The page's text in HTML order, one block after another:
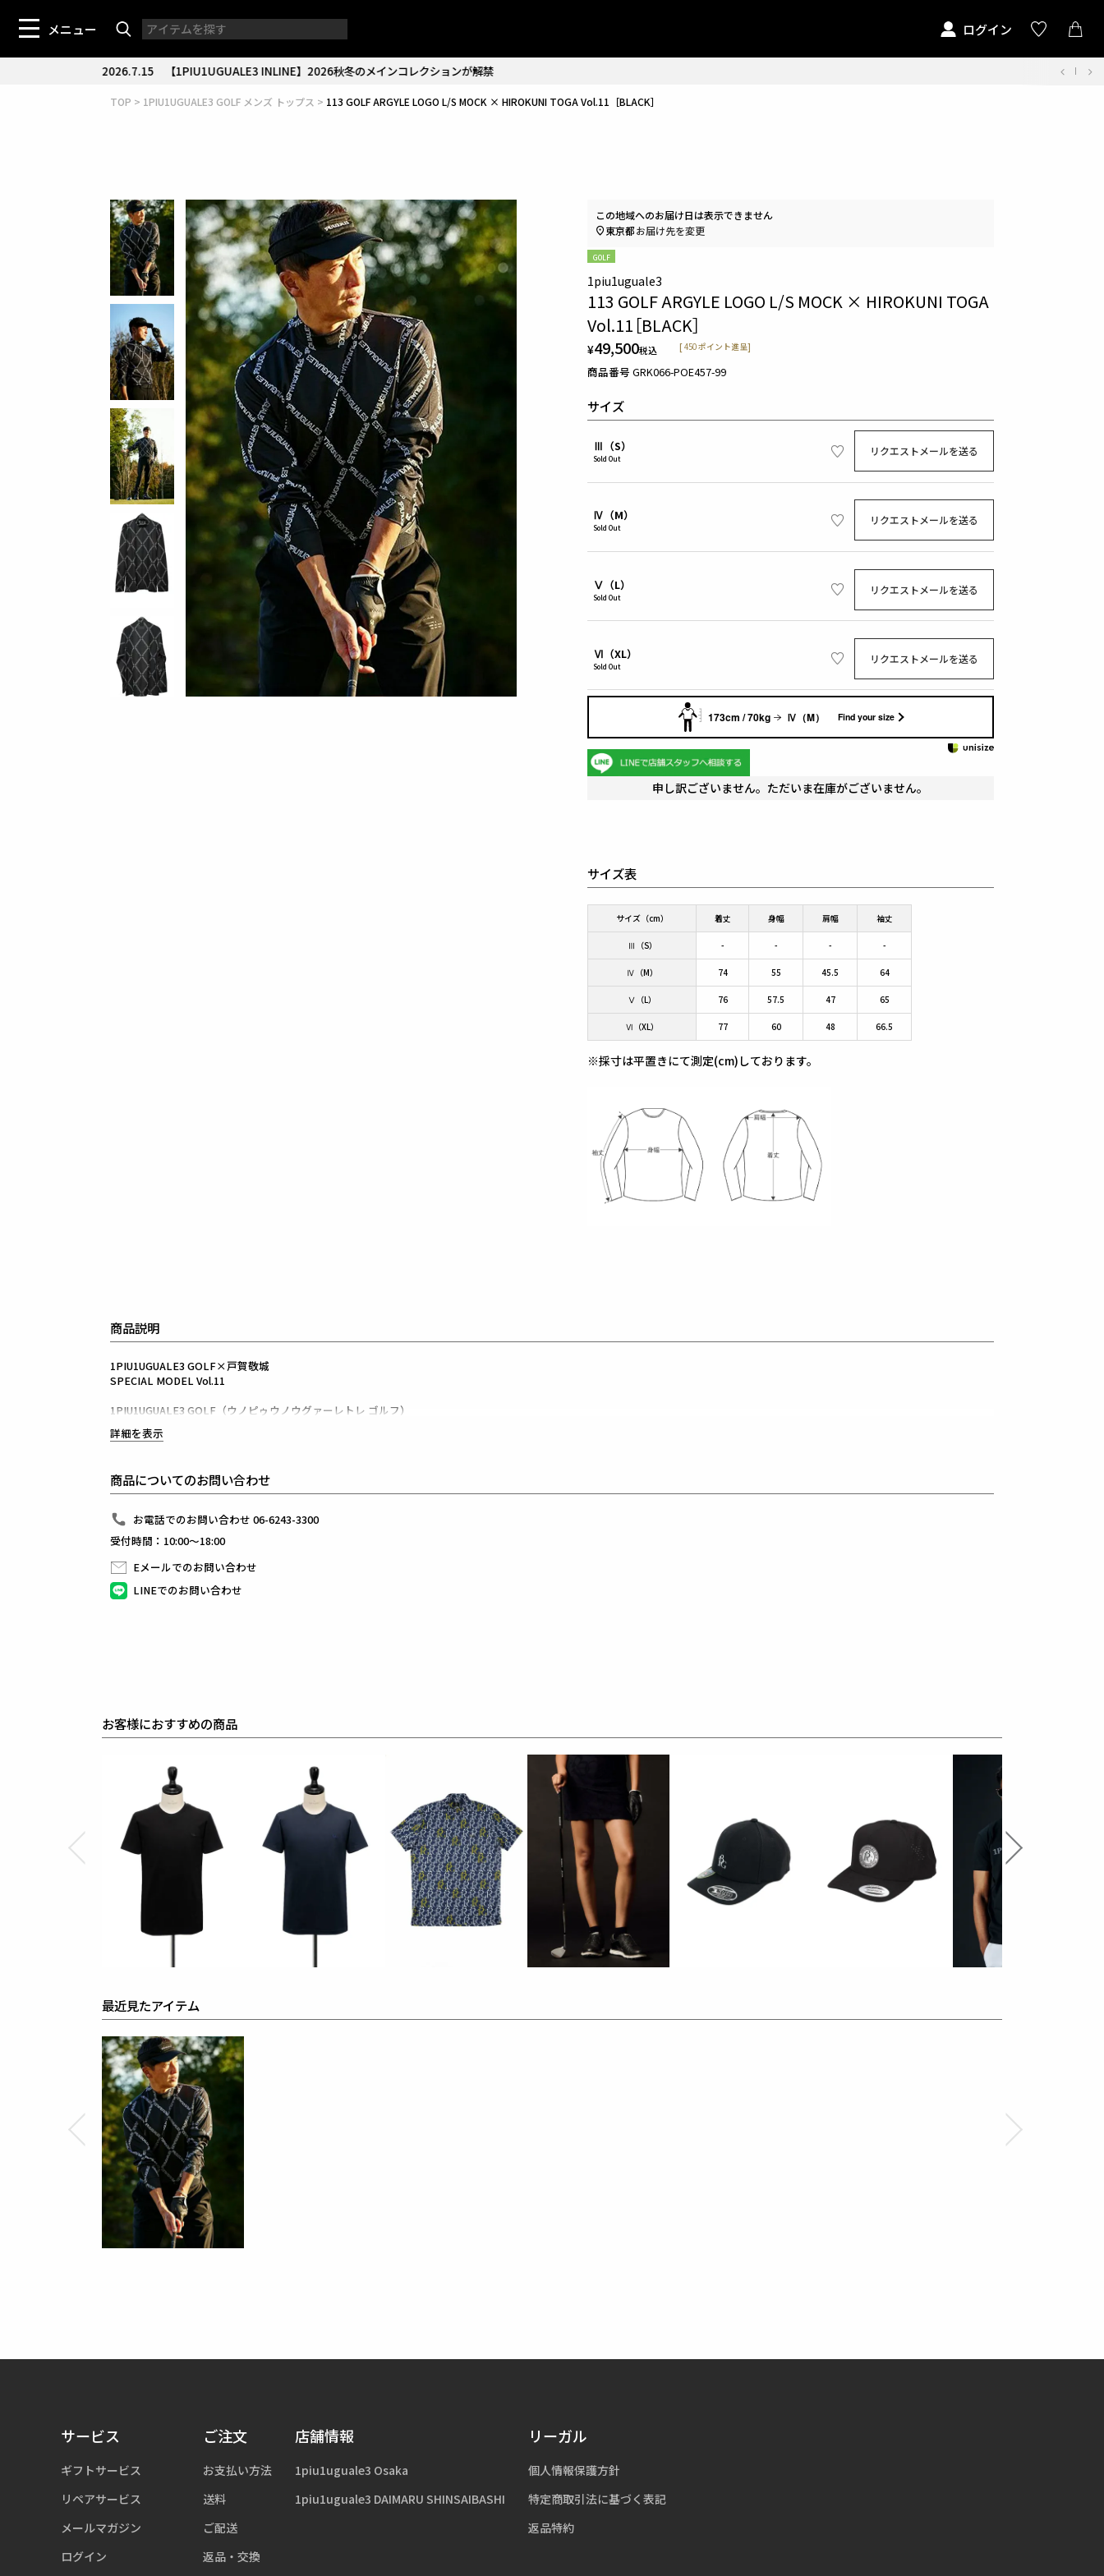
メニュー ログイン
2026.7.1【1PIU1UGUALE3 GOLF】2026秋冬コレクション解禁
TOP 1PIU1UGUALE3 GOLF メンズ トップス 113 GOLF ARGYLE LOGO L/S MOCK × HIROKUNI TOGA Vol.11［BLACK］
GOLF
1piu1uguale3
113 GOLF ARGYLE LOGO L/S MOCK × HIROKUNI TOGA
Vol.11［BLACK］
¥49,500税込 [450ポイント進呈]
商品番号 GRK066-POE457-99
サイズ
Ⅲ（S）
Sold Out
リクエストメールを送る
Ⅳ（M）
Sold Out
リクエストメールを送る
Ⅴ（L）
Sold Out
リクエストメールを送る
Ⅵ（XL）
Sold Out
リクエストメールを送る
173cm / 70kg Ⅳ（M） Find your size
この地域へのお届け日は表示できません
東京都お届け先を変更
申し訳ございません。ただいま在庫がございません。
サイズ表
サイズ（cm） 着丈 身幅 肩幅 袖丈
Ⅲ（S） - - - -
Ⅳ（M） 74 55 45.5 64
Ⅴ（L） 76 57.5 47 65
Ⅵ（XL） 77 60 48 66.5
※採寸は平置きにて測定(cm)しております。
商品説明
1PIU1UGUALE3 GOLF×戸賀敬城
SPECIAL MODEL Vol.11
1PIU1UGUALE3 GOLF（ウノピゥウノウグァーレトレ ゴルフ）
日本から世界に向けて発信するブランドとして世界中の上質な素材を贅沢に使用し、
ラグジュアリーな商品をリリースし続ける1PIU1UGUALE3。
革新的なハイテク素材を採用し、ただ派手な物ではなくテーラーリングを得意とする
同ブランドならではの立体パターンにより、洗練された高いデザイン性と
最高のフィッティングを兼ね備え着る者全てに高揚感と優越感をもたらします。
素材
polyester : 99% polyurethane 1%
詳細を表示
商品についてのお問い合わせ
お電話でのお問い合わせ 06-6243-3300
受付時間：10:00～18:00
Eメールでのお問い合わせ
LINEでのお問い合わせ
サービス
ギフトサービス
リペアサービス
メールマガジン
ログイン
ご注文
お支払い方法
送料
ご配送
返品・交換
店舗情報
1piu1uguale3 Osaka
1piu1uguale3 DAIMARU SHINSAIBASHI
リーガル
個人情報保護方針
特定商取引法に基づく表記
返品特約